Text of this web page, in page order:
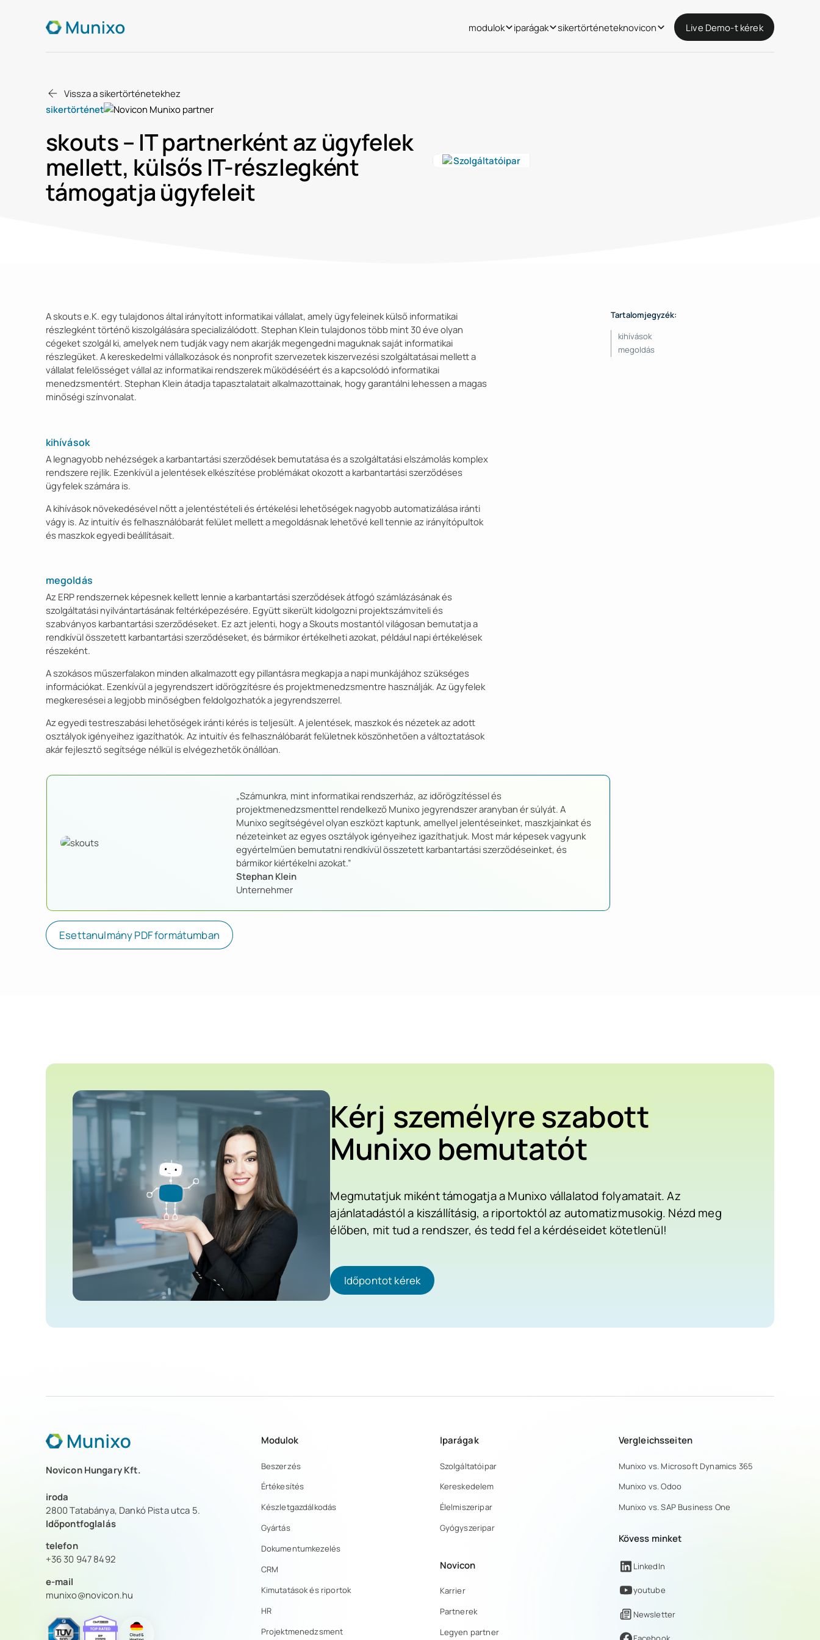
modulok iparágak sikertörténeteknovicon
Live Demo-t kérek
Live Demo-t kérek
Vissza a sikertörténetekhez
sikertörténet
skouts – IT partnerként az ügyfelek
mellett, külsős IT-részlegként
támogatja ügyfeleit
Szolgáltatóipar
A skouts e.K. egy tulajdonos által irányított informatikai vállalat, amely ügyfeleinek külső informatikai
részlegként történő kiszolgálására specializálódott. Stephan Klein tulajdonos több mint 30 éve olyan
cégeket szolgál ki, amelyek nem tudják vagy nem akarják megengedni maguknak saját informatikai
részlegüket. A kereskedelmi vállalkozások és nonprofit szervezetek kiszervezési szolgáltatásai mellett a
vállalat felelősséget vállal az informatikai rendszerek működéséért és a kapcsolódó informatikai
menedzsmentért. Stephan Klein átadja tapasztalatait alkalmazottainak, hogy garantálni lehessen a magas
minőségi színvonalat.
kihívások
A legnagyobb nehézségek a karbantartási szerződések bemutatása és a szolgáltatási elszámolás komplex
rendszere rejlik. Ezenkívül a jelentések elkészítése problémákat okozott a karbantartási szerződéses
ügyfelek számára is.
A kihívások növekedésével nőtt a jelentéstételi és értékelési lehetőségek nagyobb automatizálása iránti
vágy is. Az intuitív és felhasználóbarát felület mellett a megoldásnak lehetővé kell tennie az irányítópultok
és maszkok egyedi beállításait.
megoldás
Az ERP rendszernek képesnek kellett lennie a karbantartási szerződések átfogó számlázásának és
szolgáltatási nyilvántartásának feltérképezésére. Együtt sikerült kidolgozni projektszámviteli és
szabványos karbantartási szerződéseket. Ez azt jelenti, hogy a Skouts mostantól világosan bemutatja a
rendkívül összetett karbantartási szerződéseket, és bármikor értékelheti azokat, például napi értékelések
részeként.
A szokásos műszerfalakon minden alkalmazott egy pillantásra megkapja a napi munkájához szükséges
információkat. Ezenkívül a jegyrendszert időrögzítésre és projektmenedzsmentre használják. Az ügyfelek
megkeresései a legjobb minőségben feldolgozhatók a jegyrendszerrel.
Az egyedi testreszabási lehetőségek iránti kérés is teljesült. A jelentések, maszkok és nézetek az adott
osztályok igényeihez igazíthatók. Az intuitív és felhasználóbarát felületnek köszönhetően a változtatások
akár fejlesztő segítsége nélkül is elvégezhetők önállóan.
„Számunkra, mint informatikai rendszerház, az időrögzítéssel és
projektmenedzsmenttel rendelkező Munixo jegyrendszer aranyban ér súlyát. A
Munixo segítségével olyan eszközt kaptunk, amellyel jelentéseinket, maszkjainkat és
nézeteinket az egyes osztályok igényeihez igazíthatjuk. Most már képesek vagyunk
egyértelműen bemutatni rendkívül összetett karbantartási szerződéseinket, és
bármikor kiértékelni azokat.”
Stephan Klein
Unternehmer
Esettanulmány PDF formátumban
Tartalomjegyzék:
kihívások
megoldás
Kérj személyre szabott
Munixo bemutatót
Megmutatjuk miként támogatja a Munixo vállalatod folyamatait. Az
ajánlatadástól a kiszállításig, a riportoktól az automatizmusokig. Nézd meg
élőben, mit tud a rendszer, és tedd fel a kérdéseidet kötetlenül!
Időpontot kérek
Novicon Hungary Kft.
iroda
2800 Tatabánya, Dankó Pista utca 5.
Időpontfoglalás
telefon
+36 30 947 8492
e-mail
munixo@novicon.hu
Modulok
Beszerzés
Értékesítés
Készletgazdálkodás
Gyártás
Dokumentumkezelés
CRM
Kimutatások és riportok
HR
Projektmenedzsment
Iparágak
Szolgáltatóipar
Kereskedelem
Élelmiszeripar
Gyógyszeripar
Novicon
Karrier
Partnerek
Legyen partner
Vergleichsseiten
Munixo vs. Microsoft Dynamics 365
Munixo vs. Odoo
Munixo vs. SAP Business One
Kövess minket
LinkedIn
youtube
Newsletter